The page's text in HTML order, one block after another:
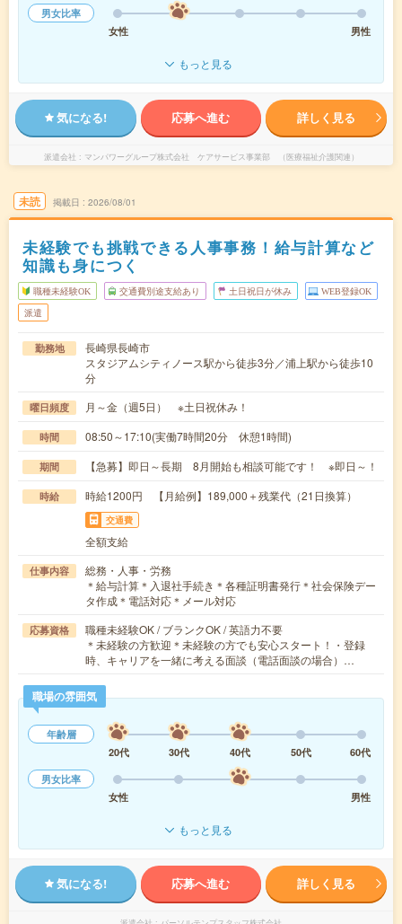
男女比率
女性
男性
もっと見る
気になる! 応募へ進む 詳しく見る
派遣会社 マンパワーグループ株式会社 ケアサービス事業部 （医療福祉介護関連）
未読 掲載日 2026/08/01
未経験でも挑戦できる人事事務！給与計算など
知識も身につく
職種未経験OK 交通費別途支給あり 土日祝日が休み WEB登録OK
派遣
勤務地
長崎県長崎市
スタジアムシティノース駅から徒歩3分／浦上駅から徒歩10
分
曜日頻度 月～金（週5日） ※土日祝休み！
時間 08:50～17:10(実働7時間20分 休憩1時間)
期間 【急募】即日～長期 8月開始も相談可能です！ ※即日～！
時給 時給1200円 【月給例】189,000＋残業代（21日換算）
交通費
全額支給
仕事内容
総務・人事・労務
＊給与計算＊入退社手続き＊各種証明書発行＊社会保険デー
タ作成＊電話対応＊メール対応
応募資格
職種未経験OK / ブランクOK / 英語力不要
＊未経験の方歓迎＊未経験の方でも安心スタート！・登録
時、キャリアを一緒に考える面談（電話面談の場合）…
職場の雰囲気
年齢層
20代
30代 40代 50代
60代
男女比率
女性
男性
もっと見る
気になる! 応募へ進む 詳しく見る